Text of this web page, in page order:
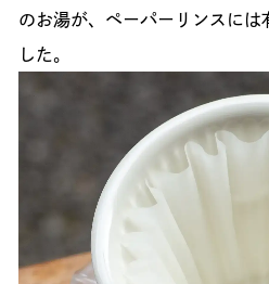
のお湯が、ペーパーリンスには
した。